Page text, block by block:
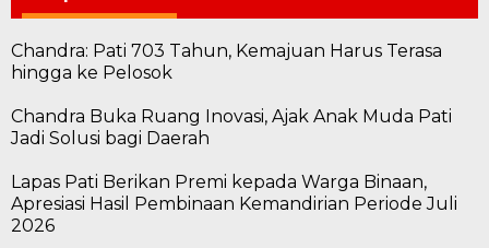
Chandra: Pati 703 Tahun, Kemajuan Harus Terasa
hingga ke Pelosok
Chandra Buka Ruang Inovasi, Ajak Anak Muda Pati
Jadi Solusi bagi Daerah
Lapas Pati Berikan Premi kepada Warga Binaan,
Apresiasi Hasil Pembinaan Kemandirian Periode Juli
2026